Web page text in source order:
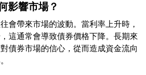
影響市場？
會帶來市場的波動。當利率上升時，
這通常會導致債券價格下降。長期來
債券市場的信心，從而造成資金流向